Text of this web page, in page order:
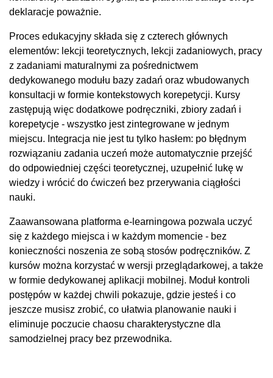
deklaracje poważnie.
Proces edukacyjny składa się z czterech głównych
elementów: lekcji teoretycznych, lekcji zadaniowych, pracy
z zadaniami maturalnymi za pośrednictwem
dedykowanego modułu bazy zadań oraz wbudowanych
konsultacji w formie kontekstowych korepetycji. Kursy
zastępują więc dodatkowe podręczniki, zbiory zadań i
korepetycje - wszystko jest zintegrowane w jednym
miejscu. Integracja nie jest tu tylko hasłem: po błędnym
rozwiązaniu zadania uczeń może automatycznie przejść
do odpowiedniej części teoretycznej, uzupełnić lukę w
wiedzy i wrócić do ćwiczeń bez przerywania ciągłości
nauki.
Zaawansowana platforma e-learningowa pozwala uczyć
się z każdego miejsca i w każdym momencie - bez
konieczności noszenia ze sobą stosów podręczników. Z
kursów można korzystać w wersji przeglądarkowej, a także
w formie dedykowanej aplikacji mobilnej. Moduł kontroli
postępów w każdej chwili pokazuje, gdzie jesteś i co
jeszcze musisz zrobić, co ułatwia planowanie nauki i
eliminuje poczucie chaosu charakterystyczne dla
samodzielnej pracy bez przewodnika.